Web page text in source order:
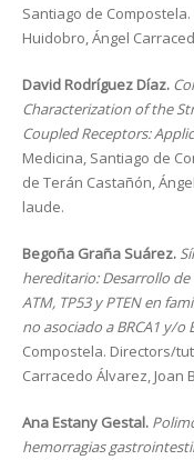
Santiago de
Huidobro, Ángel
David Rodríguez Díaz.
Characterization of the
Coupled Receptors:
Medicina, Santiago de
de Terán Castañón,
laude.
Begoña Graña Suárez.
hereditario: Desarrollo de
ATM, TP53 y PTEN en
no asociado a BRCA1 y/o
Compostela. Directors/
Carracedo Álvarez, Joan
Ana Estany Gestal.
hemorragias